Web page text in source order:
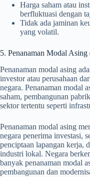
Harga saham atau
berfluktuasi dengan
Tidak ada jaminan
yang volatil.
5. Penanaman Modal
Penanaman modal asing
investor atau perusahaan
negara. Penanaman modal
saham, pembangunan
sektor tertentu seperti
Penanaman modal asing
negara penerima investasi,
penciptaan lapangan kerja,
industri lokal. Negara
banyak penanaman modal
pembangunan dan